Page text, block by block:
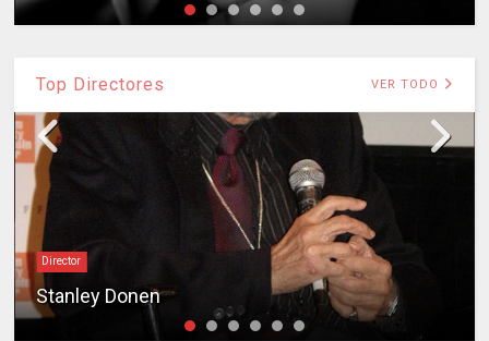
Top Directores VER TODO
Director
Stanley Donen